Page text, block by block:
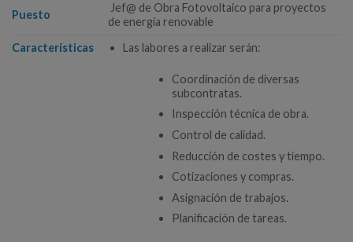
Puesto
Jef@ de Obra Fotovoltaico para proyectos
de energía renovable
Características
Las labores a realizar serán:
Coordinación de diversas
subcontratas.
Inspección técnica de obra.
Control de calidad.
Reducción de costes y tiempo.
Cotizaciones y compras.
Asignación de trabajos.
Planificación de tareas.